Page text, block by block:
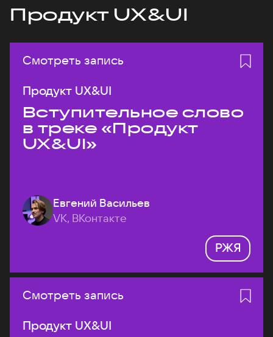
Продукт UX&UI
Смотреть запись
Продукт UX&UI
Вступительное слово
в треке «Продукт
UX&UI»
Евгений Васильев
VK, ВКонтакте
РЖЯ
Смотреть запись
Продукт UX&UI